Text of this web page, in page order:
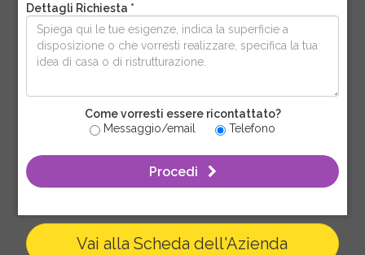
Dettagli Richiesta *
Come vorresti essere ricontattato?
Messaggio/email
Telefono
Procedi
Vai alla Scheda dell'Azienda